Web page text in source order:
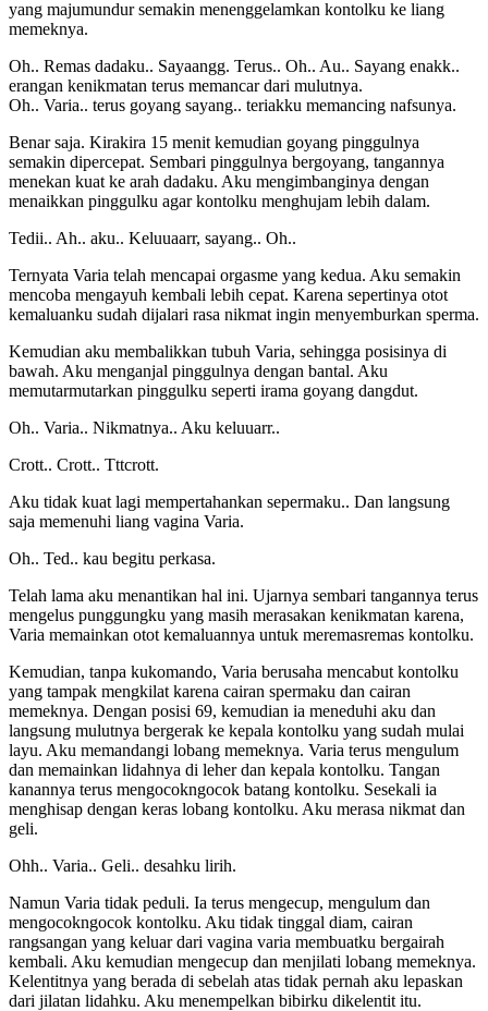
yang majumundur semakin menenggelamkan kontolku ke liang
memeknya.
Oh.. Remas dadaku.. Sayaangg. Terus.. Oh.. Au.. Sayang enakk..
erangan kenikmatan terus memancar dari mulutnya.
Oh.. Varia.. terus goyang sayang.. teriakku memancing nafsunya.
Benar saja. Kirakira 15 menit kemudian goyang pinggulnya
semakin dipercepat. Sembari pinggulnya bergoyang, tangannya
menekan kuat ke arah dadaku. Aku mengimbanginya dengan
menaikkan pinggulku agar kontolku menghujam lebih dalam.
Tedii.. Ah.. aku.. Keluuaarr, sayang.. Oh..
Ternyata Varia telah mencapai orgasme yang kedua. Aku semakin
mencoba mengayuh kembali lebih cepat. Karena sepertinya otot
kemaluanku sudah dijalari rasa nikmat ingin menyemburkan sperma.
Kemudian aku membalikkan tubuh Varia, sehingga posisinya di
bawah. Aku menganjal pinggulnya dengan bantal. Aku
memutarmutarkan pinggulku seperti irama goyang dangdut.
Oh.. Varia.. Nikmatnya.. Aku keluuarr..
Crott.. Crott.. Tttcrott.
Aku tidak kuat lagi mempertahankan sepermaku.. Dan langsung
saja memenuhi liang vagina Varia.
Oh.. Ted.. kau begitu perkasa.
Telah lama aku menantikan hal ini. Ujarnya sembari tangannya terus
mengelus punggungku yang masih merasakan kenikmatan karena,
Varia memainkan otot kemaluannya untuk meremasremas kontolku.
Kemudian, tanpa kukomando, Varia berusaha mencabut kontolku
yang tampak mengkilat karena cairan spermaku dan cairan
memeknya. Dengan posisi 69, kemudian ia meneduhi aku dan
langsung mulutnya bergerak ke kepala kontolku yang sudah mulai
layu. Aku memandangi lobang memeknya. Varia terus mengulum
dan memainkan lidahnya di leher dan kepala kontolku. Tangan
kanannya terus mengocokngocok batang kontolku. Sesekali ia
menghisap dengan keras lobang kontolku. Aku merasa nikmat dan
geli.
Ohh.. Varia.. Geli.. desahku lirih.
Namun Varia tidak peduli. Ia terus mengecup, mengulum dan
mengocokngocok kontolku. Aku tidak tinggal diam, cairan
rangsangan yang keluar dari vagina varia membuatku bergairah
kembali. Aku kemudian mengecup dan menjilati lobang memeknya.
Kelentitnya yang berada di sebelah atas tidak pernah aku lepaskan
dari jilatan lidahku. Aku menempelkan bibirku dikelentit itu.